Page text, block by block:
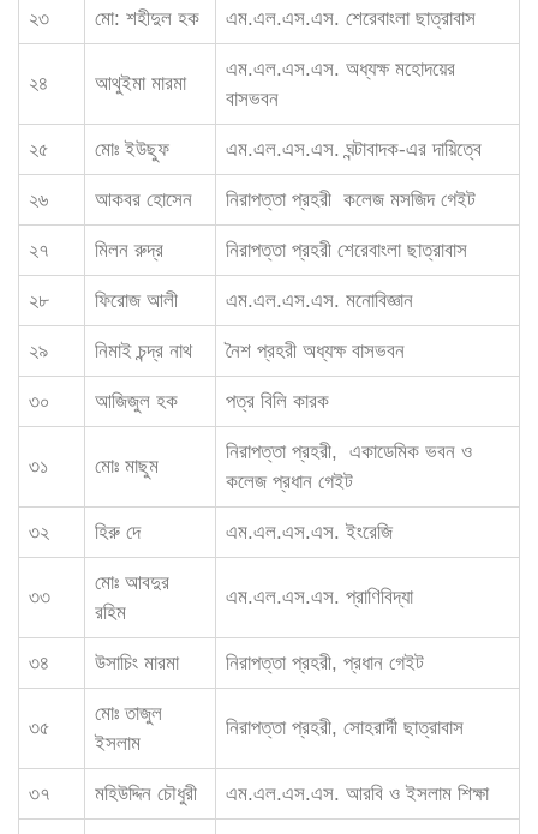
২৩ মো: শহীদুল হক এম.এল.এস.এস. শেরেবাংলা ছাত্রাবাস
২৪ আথুইমা মারমা
এম.এল.এস.এস. অধ্যক্ষ মহোদয়ের
বাসভবন
২৫ মোঃ ইউছুফ এম.এল.এস.এস. ঘন্টাবাদক-এর দায়িত্বে
২৬ আকবর হোসেন নিরাপত্তা প্রহরী কলেজ মসজিদ গেইট
২৭ মিলন রুদ্র নিরাপত্তা প্রহরী শেরেবাংলা ছাত্রাবাস
২৮ ফিরোজ আলী এম.এল.এস.এস. মনোবিজ্ঞান
২৯ নিমাই চন্দ্র নাথ নৈশ প্রহরী অধ্যক্ষ বাসভবন
৩০ আজিজুল হক পত্র বিলি কারক
৩১ মোঃ মাছুম
নিরাপত্তা প্রহরী, একাডেমিক ভবন ও
কলেজ প্রধান গেইট
৩২ হিরু দে এম.এল.এস.এস. ইংরেজি
৩৩
মোঃ আবদুর
রহিম
এম.এল.এস.এস. প্রাণিবিদ্যা
৩৪ উসাচিং মারমা নিরাপত্তা প্রহরী, প্রধান গেইট
৩৫
মোঃ তাজুল
ইসলাম
নিরাপত্তা প্রহরী, সোহরার্দী ছাত্রাবাস
৩৭ মহিউদ্দিন চৌধুরী এম.এল.এস.এস. আরবি ও ইসলাম শিক্ষা